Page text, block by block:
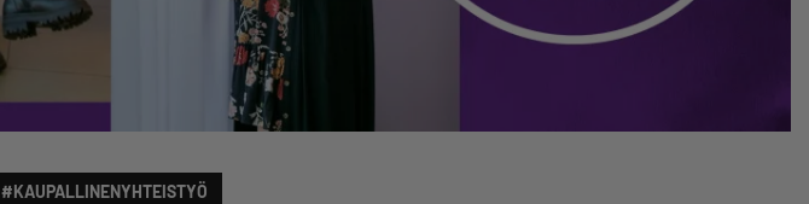
#KAUPALLINENYHTEISTYÖ